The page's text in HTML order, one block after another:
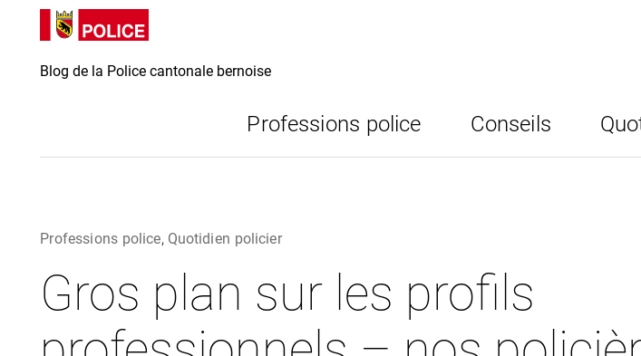
Directement
au contenu
Directement
Blog de la Police cantonale bernoise
Professions police Conseils
Professions police, Quotidien policier
Gros plan sur les profils